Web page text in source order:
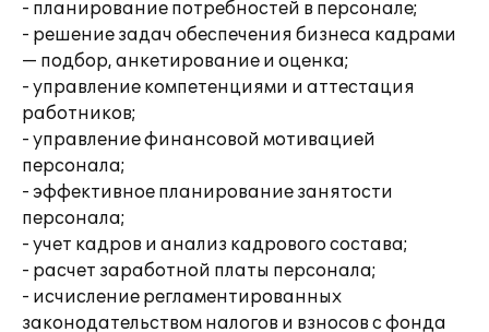
- планирование потребностей в персонале;
- решение задач обеспечения бизнеса кадрами
— подбор, анкетирование и оценка;
- управление компетенциями и аттестация
работников;
- управление финансовой мотивацией
персонала;
- эффективное планирование занятости
персонала;
- учет кадров и анализ кадрового состава;
- расчет заработной платы персонала;
- исчисление регламентированных
законодательством налогов и взносов с фонда